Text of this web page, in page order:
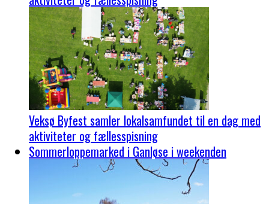
Veksø Byfest samler lokalsamfundet til en dag med
aktiviteter og fællesspisning
Sommerloppemarked i Ganløse i weekenden